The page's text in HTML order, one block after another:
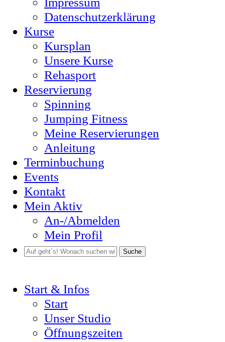
Datenschutzerklärung
Kurse
Kursplan
Unsere Kurse
Rehasport
Reservierung
Spinning
Jumping Fitness
Meine Reservierungen
Anleitung
Terminbuchung
Events
Kontakt
Mein Aktiv
An-/Abmelden
Mein Profil
Suche
Start & Infos
Start
Unser Studio
Öffnungszeiten